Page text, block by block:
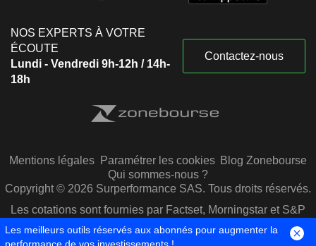
NOS EXPERTS À VOTRE
ÉCOUTE
Lundi - Vendredi 9h-12h / 14h-
18h
Contactez-nous
Mentions légales Paramétrer les cookies Blog Zonebourse
Qui sommes-nous ?
Copyright © 2026 Surperformance SAS. Tous droits réservés.
Les cotations sont fournies par Factset, Morningstar et S&P
Capital IQ
Les meilleurs outils réservés aux abonnés pour augmenter la